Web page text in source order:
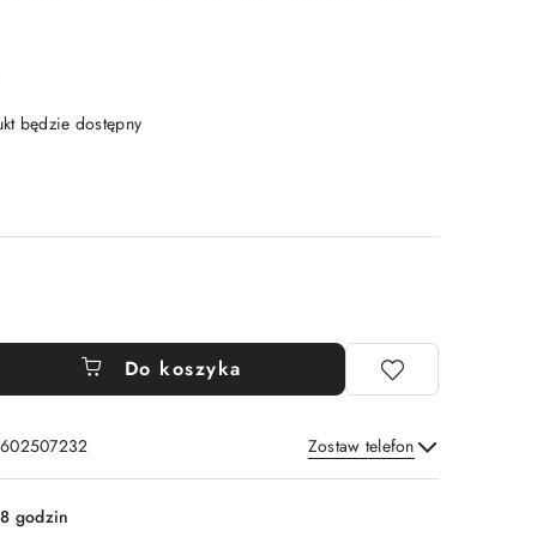
będzie dostępny
Do koszyka
Zostaw telefon
Wyślij
godzin